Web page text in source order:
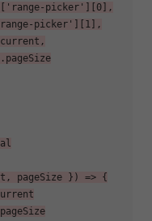
picker'][0],
picker'][1],
pageSize }) => {